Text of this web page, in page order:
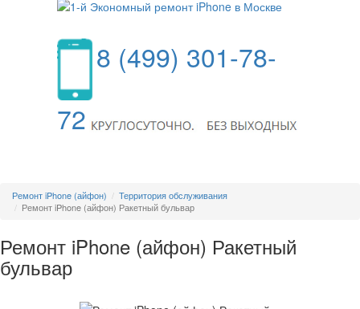
8 (499) 301-78-
72
Ремонт iPhone (айфон)
Территория обслуживания
Ремонт iPhone (айфон) Ракетный бульвар
Ремонт iPhone (айфон) Ракетный
бульвар